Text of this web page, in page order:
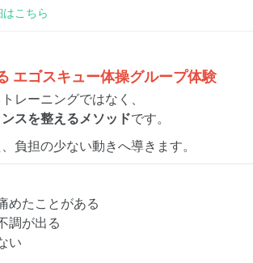
はこちら
エゴスキュー体操グループ体験
レーニングではなく、
スを整えるメソッドです。
負担の少ない動きへ導きます。
めたことがある
調が出る
い